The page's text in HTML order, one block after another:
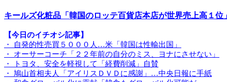
キールズ化粧品「韓国のロッテ百貨店本店が世界売上高１位
【今日のイチオシ記事】
・ 自発的性売買５０００人…米「韓国は性輸出国」
・ オーサーコーチ「２２年前の自分のミス、ヨナにさせない」
・ トヨタ、安全を軽視して「経費削減」自賛
・ 鳩山首相夫人「アイリスＤＶＤに感謝」…中央日報に手紙